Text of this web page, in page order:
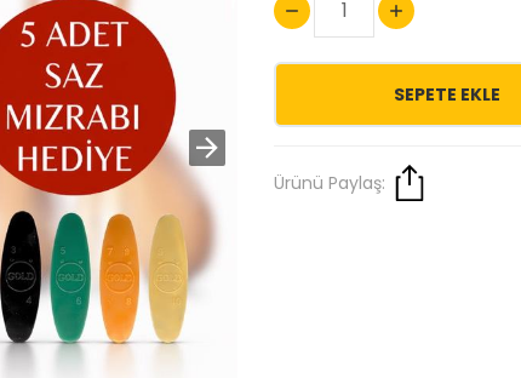
SEPETE EKLE
Ürünü Paylaş: